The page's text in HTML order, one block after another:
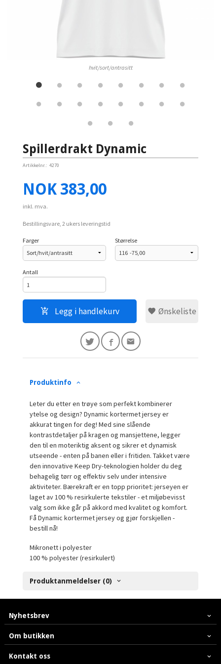
hvit/sort/antrasitt
Spillerdrakt Dynamic
Artikkelnr.: 4270
Pris
NOK 383,00
inkl. mva.
Bestillingsvare, 2 ukers leveringstid
Farger Størrelse
Antall
Legg i handlekurv Ønskeliste
Produktinfo
Leter du etter en trøye som perfekt kombinerer
ytelse og design? Dynamic kortermet jersey er
akkurat tingen for deg! Med sine slående
kontrastdetaljer på kragen og mansjettene, legger
den til en moteriktig aksent og sikrer et dynamisk
utseende - enten på banen eller i fritiden. Takket være
den innovative Keep Dry-teknologien holder du deg
behagelig tørr og effektiv selv under intensive
aktiviteter. Bærekraft er en topp prioritet: jerseyen er
laget av 100 % resirkulerte tekstiler - et miljøbevisst
valg som ikke går på akkord med kvalitet og komfort.
Få Dynamic kortermet jersey og gjør forskjellen -
bestill nå!
Mikronett i polyester
100 % polyester (resirkulert)
Produktanmeldelser (0)
Nyhetsbrev
Om butikken
Kontakt oss